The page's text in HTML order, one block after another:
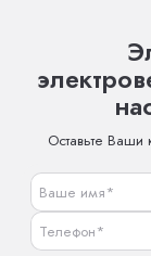
Оставьте